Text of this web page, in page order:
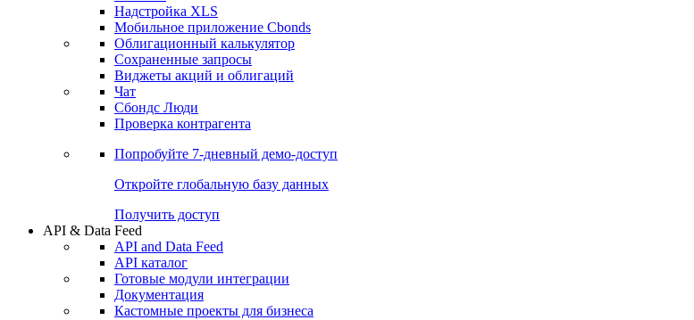
Надстройка XLS
Мобильное приложение Cbonds
Облигационный калькулятор
Сохраненные запросы
Виджеты акций и облигаций
Чат
Сбондс Люди
Проверка контрагента
Попробуйте 7-дневный демо-доступ
Откройте глобальную базу данных
Получить доступ
API & Data Feed
API and Data Feed
API каталог
Готовые модули интеграции
Документация
Кастомные проекты для бизнеса